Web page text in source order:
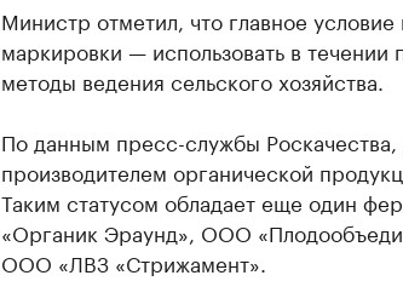
Министр отметил, что главное
маркировки — использовать в течении
методы ведения сельского хозяйства.
По данным пресс-службы
производителем органической
Таким статусом обладает еще один
«Органик Эраунд», ООО
ООО «ЛВЗ «Стрижамент».